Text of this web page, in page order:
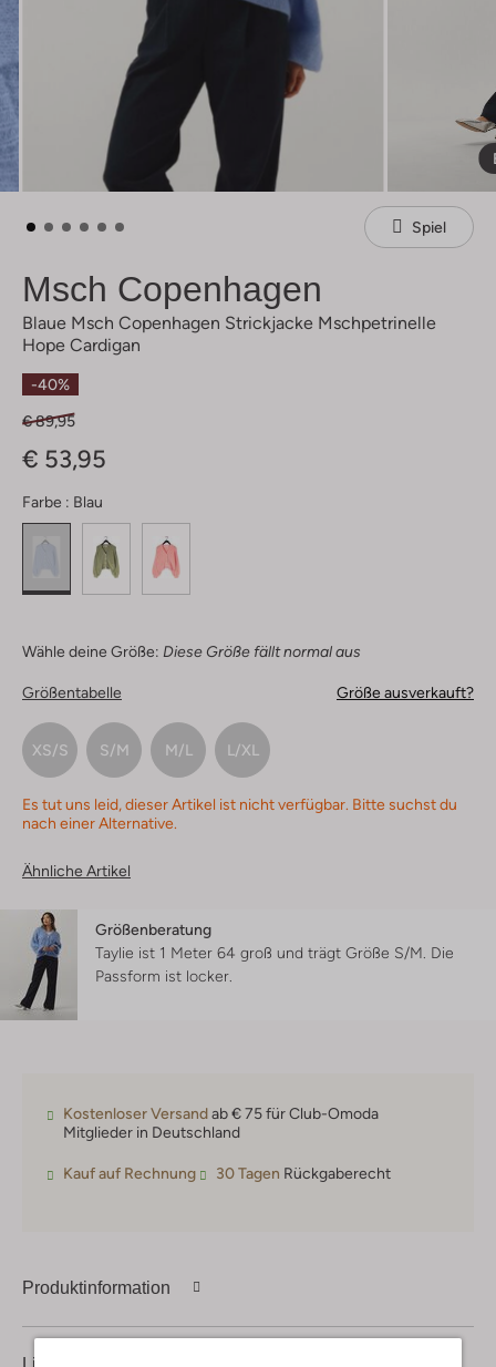
Spiel
Msch Copenhagen
Blaue Msch Copenhagen Strickjacke Mschpetrinelle
Hope Cardigan
-40%
€ 89,95
€ 53,95
Farbe : Blau
Wähle deine Größe: Diese Größe fällt normal aus
Größentabelle Größe ausverkauft?
XS/S S/M M/L L/XL
Es tut uns leid, dieser Artikel ist nicht verfügbar. Bitte suchst du
nach einer Alternative.
Ähnliche Artikel
Größenberatung
Taylie ist 1 Meter 64 groß und trägt Größe S/M. Die
Passform ist locker
Kostenloser Versandab € 75 für Club-Omoda
Mitglieder in Deutschland
Kauf auf Rechnung 30 Tagen Rückgaberecht
Produktinformation